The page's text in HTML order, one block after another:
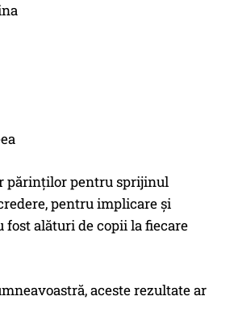
părinților pentru sprijinul
pentru implicare și
fost alături de copii la fiecare
aceste rezultate ar